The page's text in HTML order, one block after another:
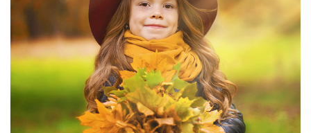
Proszę wybrać
Free Light Overlay #24
Small 800*533px